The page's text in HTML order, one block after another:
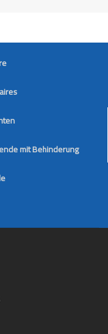
mit Behinderung